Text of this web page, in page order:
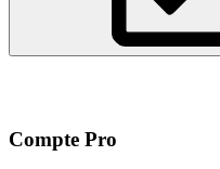
Compte Pro